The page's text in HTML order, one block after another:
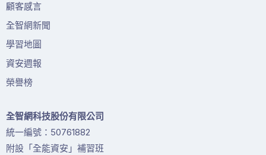
顧客感言
全智網新聞
學習地圖
資安週報
榮譽榜
全智網科技股份有限公司
統一編號：50761882
附設「全能資安」補習班